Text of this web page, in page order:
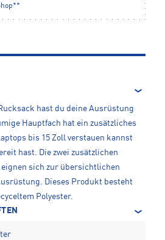
hast du deine Ausrüstung
Hauptfach hat ein zusätzliches
bis 15 Zoll verstauen kannst
hast. Die zwei zusätzlichen
sich zur übersichtlichen
Dieses Produkt besteht
Polyester.